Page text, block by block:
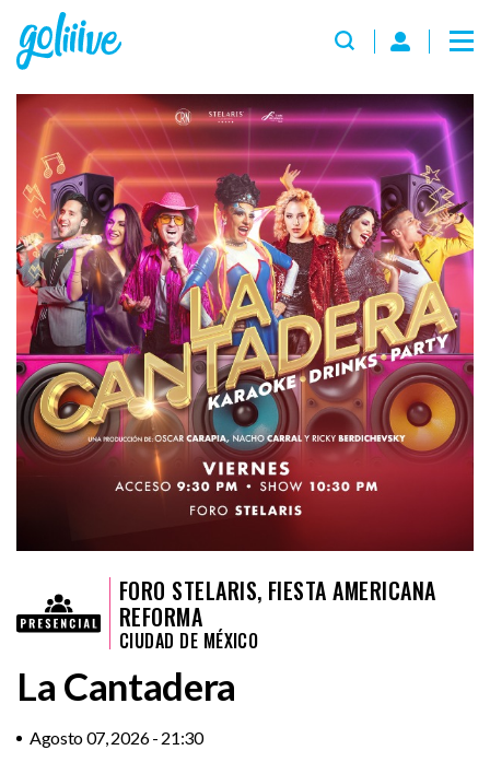
FORO STELARIS, FIESTA AMERICANA
REFORMA
CIUDAD DE MÉXICO
La Cantadera
Agosto 07, 2026 - 21:30